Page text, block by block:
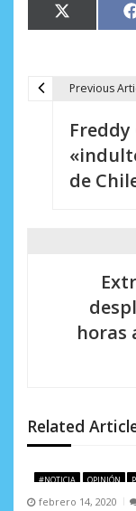
Compartir
en
X
(Twitter)
d
e
Previous
de
horas
Related
#NOTICIA OPINIÓN
febrero 14, 2020